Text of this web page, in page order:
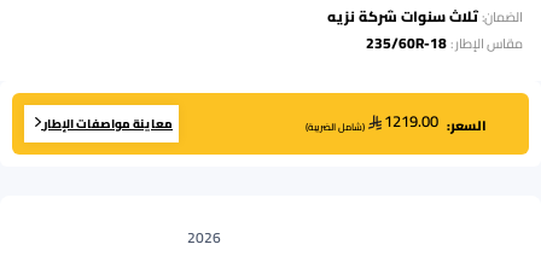
الضمان:ثلاث سنوات شركة نزيه
مقاس الإطار:
235/60R-18
السعر: 1219.00
(شامل الضريبة) معاينة مواصفات الإطار
2026